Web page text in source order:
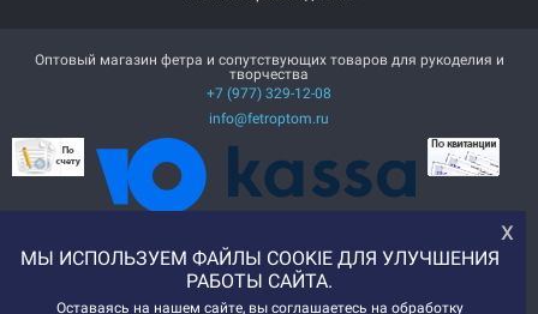
Оптовый магазин фетра и сопутствующих товаров для рукоделия и
творчества
+7 (977) 329-12-08
info@fetroptom.ru
х
МЫ ИСПОЛЬЗУЕМ ФАЙЛЫ COOKIE ДЛЯ УЛУЧШЕНИЯ
РАБОТЫ САЙТА.
Оставаясь на нашем сайте, вы соглашаетесь на обработку